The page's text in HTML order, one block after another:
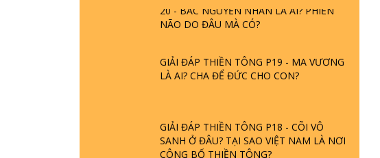
NÃO DO ĐÂU MÀ CÓ?
GIẢI ĐÁP THIỀN TÔNG P19 - MA VƯƠNG
LÀ AI? CHA ĐỂ ĐỨC CHO CON?
GIẢI ĐÁP THIỀN TÔNG P18 - CÕI VÔ
SANH Ở ĐÂU? TẠI SAO VIỆT NAM LÀ NƠI
CÔNG BỐ THIỀN TÔNG?